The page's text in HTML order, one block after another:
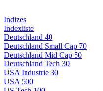
Indizes
Indexliste
Deutschland 40
Deutschland Small Cap 70
Deutschland Mid Cap 50
Deutschland Tech 30
USA Industrie 30
USA 500